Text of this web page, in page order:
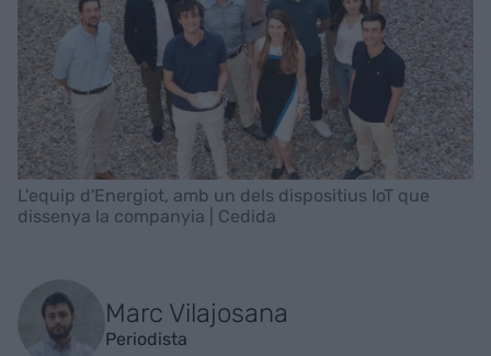
L'equip d'Energiot, amb un dels dispositius IoT que
dissenya la companyia | Cedida
Marc Vilajosana
Periodista